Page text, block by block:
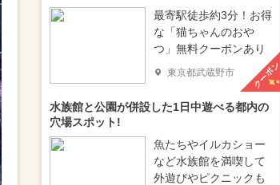
最寄駅徒歩約3分！お得
な「猫ちゃんのおや
つ」無料クーポンあり
東京都武蔵野市 クーポン
水族館と公園が併設した1日中遊べる都内の
穴場スポット!
魚たちやイルカショー
など水族館を満喫して
外遊びやピクニックも